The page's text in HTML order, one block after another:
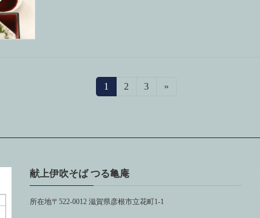
固
定
ジ
1
固
ジ
2
固
ジ
3 »
献上伊吹そば つる亀庵
所在地〒522-0012 滋賀県彦根市立花町1-1